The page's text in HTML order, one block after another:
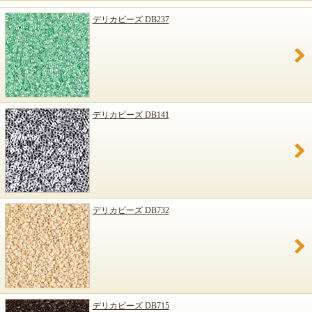
デリカビーズ DB237
デリカビーズ DB141
デリカビーズ DB732
デリカビーズ DB715